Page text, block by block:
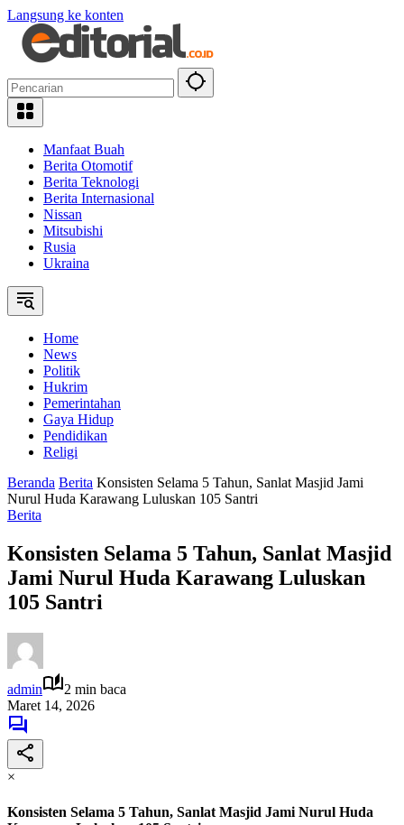
Langsung ke konten
Manfaat Buah
Berita Otomotif
Berita Teknologi
Berita Internasional
Nissan
Mitsubishi
Rusia
Ukraina
Home
News
Politik
Hukrim
Pemerintahan
Gaya Hidup
Pendidikan
Religi
Beranda Berita Konsisten Selama 5 Tahun, Sanlat Masjid Jami
Nurul Huda Karawang Luluskan 105 Santri
Berita
Konsisten Selama 5 Tahun, Sanlat Masjid
Jami Nurul Huda Karawang Luluskan
105 Santri
admin
2 min baca
Maret 14, 2026
×
Konsisten Selama 5 Tahun, Sanlat Masjid Jami Nurul Huda